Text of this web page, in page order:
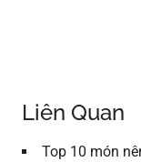
Liên Quan
Top 10 món